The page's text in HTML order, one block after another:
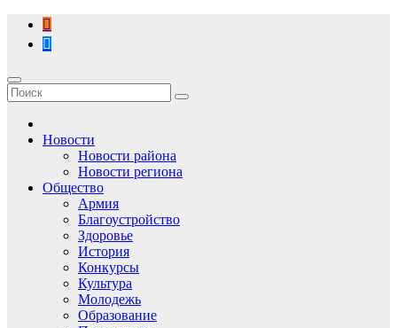
Перейти
содержимому
Новости
Новости района
Новости региона
Общество
Армия
Благоустройство
Здоровье
История
Конкурсы
Культура
Молодежь
Образование